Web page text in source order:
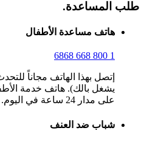
طلب المساعدة.
هاتف مساعدة الأطفال
1 800 668 6868
إتصل بهذا الهاتف مجاناً
يشغل بالك). هاتف خدمة
على مدار 24 ساعة في اليوم.
شباب ضد العنف